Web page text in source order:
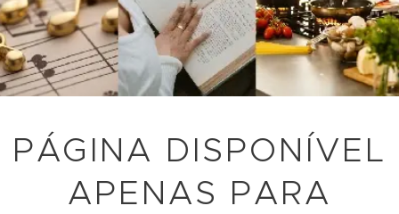
PÁGINA DISPONÍVEL
APENAS PARA